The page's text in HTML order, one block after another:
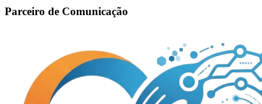
Parceiro de Comunicação